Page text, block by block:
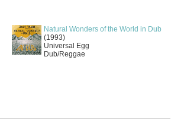
Natural Wonders of the World in Dub
(1993)
Universal Egg
Dub/Reggae